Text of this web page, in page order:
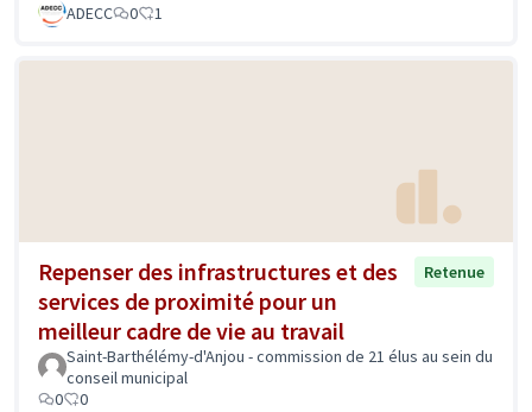
ADECC 0 1
Repenser des infrastructures et des
services de proximité pour un
meilleur cadre de vie au travail
Retenue
Saint-Barthélémy-d'Anjou - commission de 21 élus au sein du
conseil municipal
0
0